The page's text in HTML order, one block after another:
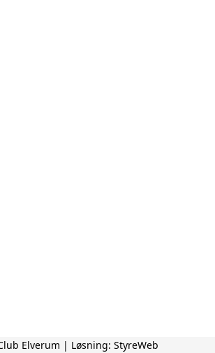
Elverum | Løsning: StyreWeb